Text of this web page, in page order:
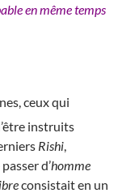
en même temps
ceux qui
instruits
Rishi
d’homme
consistait en un